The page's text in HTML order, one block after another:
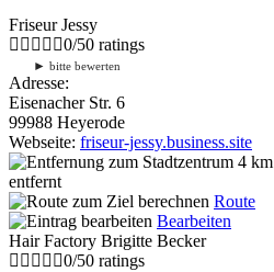
Friseur Jessy
0/50 ratings
► bitte bewerten
Adresse:
Eisenacher Str. 6
99988 Heyerode
Webseite: friseur-jessy.business.site
4 km
entfernt
Route
Bearbeiten
Hair Factory Brigitte Becker
0/50 ratings